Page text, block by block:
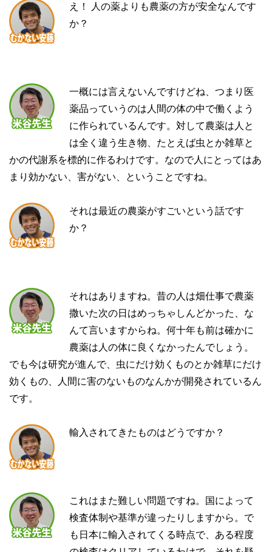
え！ 人の薬よりも農薬の方が安全なんです
か？
一概には言えないんですけどね、つまり医
薬品っていうのは人間の体の中で働くよう
に作られているんです。対して農薬は人と
は全く違う生き物、たとえば虫とか雑草と
かの代謝系を標的に作るわけです。なので人にとってはあ
まり効かない、害がない、ということですね。
それは最近の農薬がすごいという話です
か？
それはありますね。昔の人は畑仕事で農薬
撒いた次の日はめっちゃしんどかった、な
んて言いますからね。何十年も前は確かに
農薬は人の体に良くなかったんでしょう。
でも今は研究が進んで、虫にだけ効くものとか雑草にだけ
効くもの、人間に害のないものなんかが開発されているん
です。
輸入されてきたものはどうですか？
これはまた難しい問題ですね。国によって
検査体制や基準が違ったりしますから。で
も日本に輸入されてくる時点で、ある程度